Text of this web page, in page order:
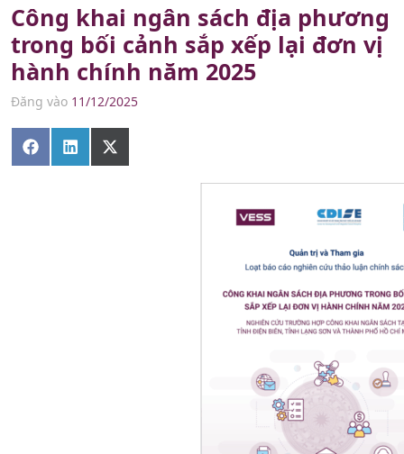
Công khai ngân sách địa phương
trong bối cảnh sắp xếp lại đơn vị
hành chính năm 2025
Đăng vào 11/12/2025
Share
on
Share
on
Share
on